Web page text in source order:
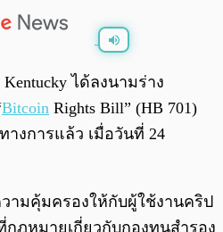
0:00/
Kentucky ได้ลงนามร่าง
Bitcoin Rights Bill” (HB 701)
างการแล้ว เมื่อวันที่ 24
ามคุ้มครองให้กับผู้ใช้งานคริป
ฎหมายเกี่ยวกับกองทุนสำรอง